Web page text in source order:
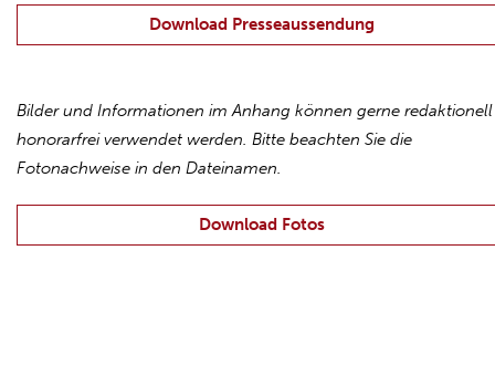
Download Presseaussendung
Bilder und Informationen im Anhang können gerne redaktionell
honorarfrei verwendet werden. Bitte beachten Sie die
Fotonachweise in den Dateinamen.
Download Fotos